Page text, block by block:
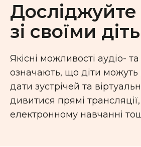
зі своїми
Якісні можливості аудіо-
означають, що діти можуть
дати зустрічей та
дивитися прямі
електронному навчанні